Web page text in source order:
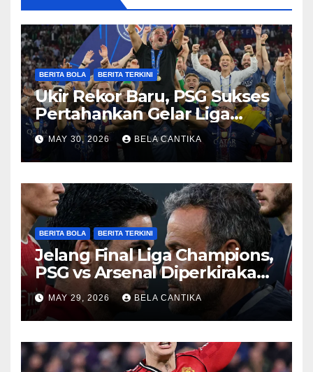
BERITA BOLA BERITA TERKINI
Ukir Rekor Baru, PSG Sukses
Pertahankan Gelar Liga
Champions
MAY 30, 2026 BELA CANTIKA
BERITA BOLA BERITA TERKINI
Jelang Final Liga Champions,
PSG vs Arsenal Diperkirakan
Sengit
MAY 29, 2026 BELA CANTIKA